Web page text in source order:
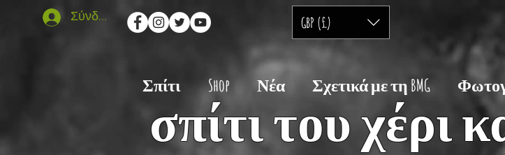
Σύνδεση
Σπίτι Shop Νέα Σχετικά με τη BMG
GBP (£)
σπίτι του χέρι